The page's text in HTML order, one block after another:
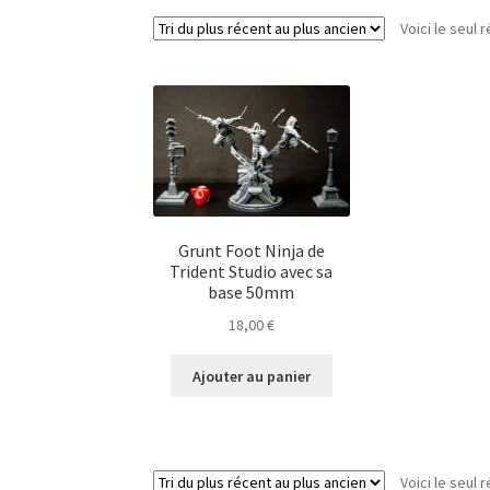
Voici le seul
Grunt Foot Ninja de
Trident Studio avec sa
base 50mm
18,00€
Ajouter au panier
Voici le seul